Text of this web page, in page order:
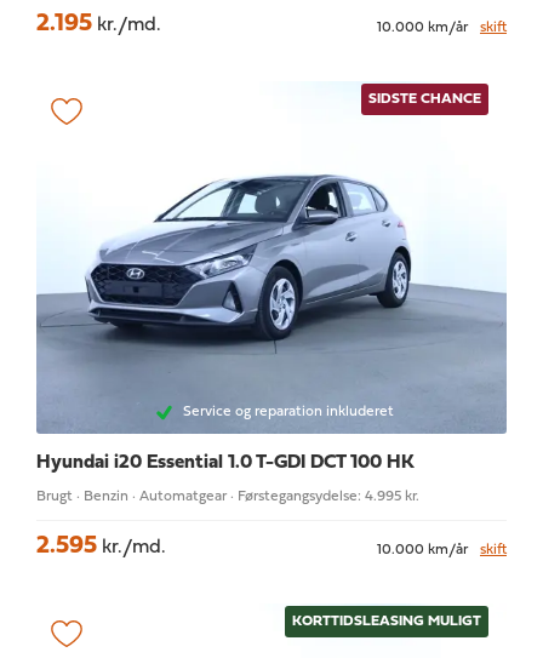
2.195 kr./md. 10.000 km/år skift
SIDSTE CHANCE
Service og reparation inkluderet
Hyundai i20 Essential 1.0 T-GDI DCT 100 HK
Brugt · Benzin · Automatgear · Førstegangsydelse: 4.995 kr.
2.595 kr./md. 10.000 km/år skift
KORTTIDSLEASING MULIGT